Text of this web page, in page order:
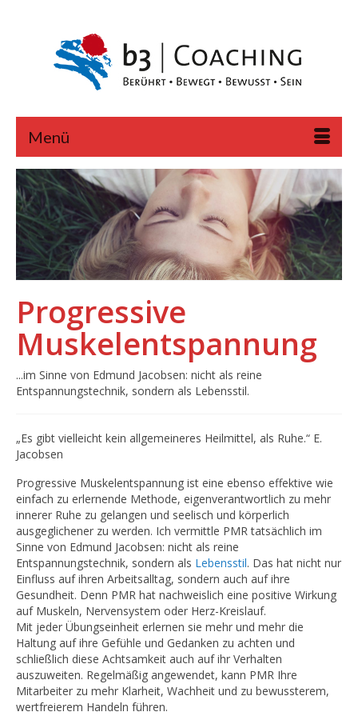
Menü
Progressive
Muskelentspannung
...im Sinne von Edmund Jacobsen: nicht als reine
Entspannungstechnik, sondern als Lebensstil.
„Es gibt vielleicht kein allgemeineres Heilmittel, als Ruhe.“ E.
Jacobsen
Progressive Muskelentspannung ist eine ebenso effektive wie
einfach zu erlernende Methode, eigenverantwortlich zu mehr
innerer Ruhe zu gelangen und seelisch und körperlich
ausgeglichener zu werden. Ich vermittle PMR tatsächlich im
Sinne von Edmund Jacobsen: nicht als reine
Entspannungstechnik, sondern als Lebensstil. Das hat nicht nur
Einfluss auf ihren Arbeitsalltag, sondern auch auf ihre
Gesundheit. Denn PMR hat nachweislich eine positive Wirkung
auf Muskeln, Nervensystem oder Herz-Kreislauf.
Mit jeder Übungseinheit erlernen sie mehr und mehr die
Haltung auf ihre Gefühle und Gedanken zu achten und
schließlich diese Achtsamkeit auch auf ihr Verhalten
auszuweiten. Regelmäßig angewendet, kann PMR Ihre
Mitarbeiter zu mehr Klarheit, Wachheit und zu bewussterem,
wertfreierem Handeln führen.